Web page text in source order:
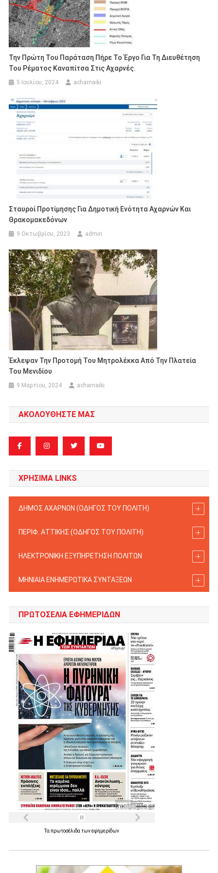
Την Πρώτη Του Παράταση Πήρε Το Έργο Για Τη Διευθέτηση
Του Ρέματος Καναπίτσα Στις Αχαρνές.
5 Ιουλίου, 2024 acharnaiki
Σταυροί Προτίμησης Για Δημοτική Ενότητα Αχαρνών Και
Θρακομακεδόνων
9 Οκτωβρίου, 2023 admin
Έκλεψαν Την Προτομή Του Μητρολέκκα Από Την Πλατεία
Του Μενιδίου
9 Μαρτίου, 2024 acharnaiki
ΑΚΟΛΟΥΘΗΣΤΕ ΜΑΣ
ΧΡΗΣΙΜΑ LINKS
ΔΗΜΟΣ ΑΧΑΡΝΩΝ (ΟΔΗΓΟΣ TOY ΠΟΛΙΤΗ)
ΠΕΡΙΦ. ΑΤΤΙΚΗΣ (ΟΔΗΓΟΣ TOY ΠΟΛΙΤΗ)
ΗΛΕΚΤΡΟΝΙΚΗ ΕΞΥΠΗΡΕΤΗΣΗ ΠΟΛΙΤΩΝ
ΜΗΝΙΑΙΑ ΕΝΗΜΕΡΩΤΙΚΑ ΣΥΝΤΑΞΕΩΝ
ΠΡΩΤΟΣΈΛΙΑ ΕΦΗΜΕΡΊΔΩΝ
Τα πρωτοσέλιδα τωνεφημερίδων